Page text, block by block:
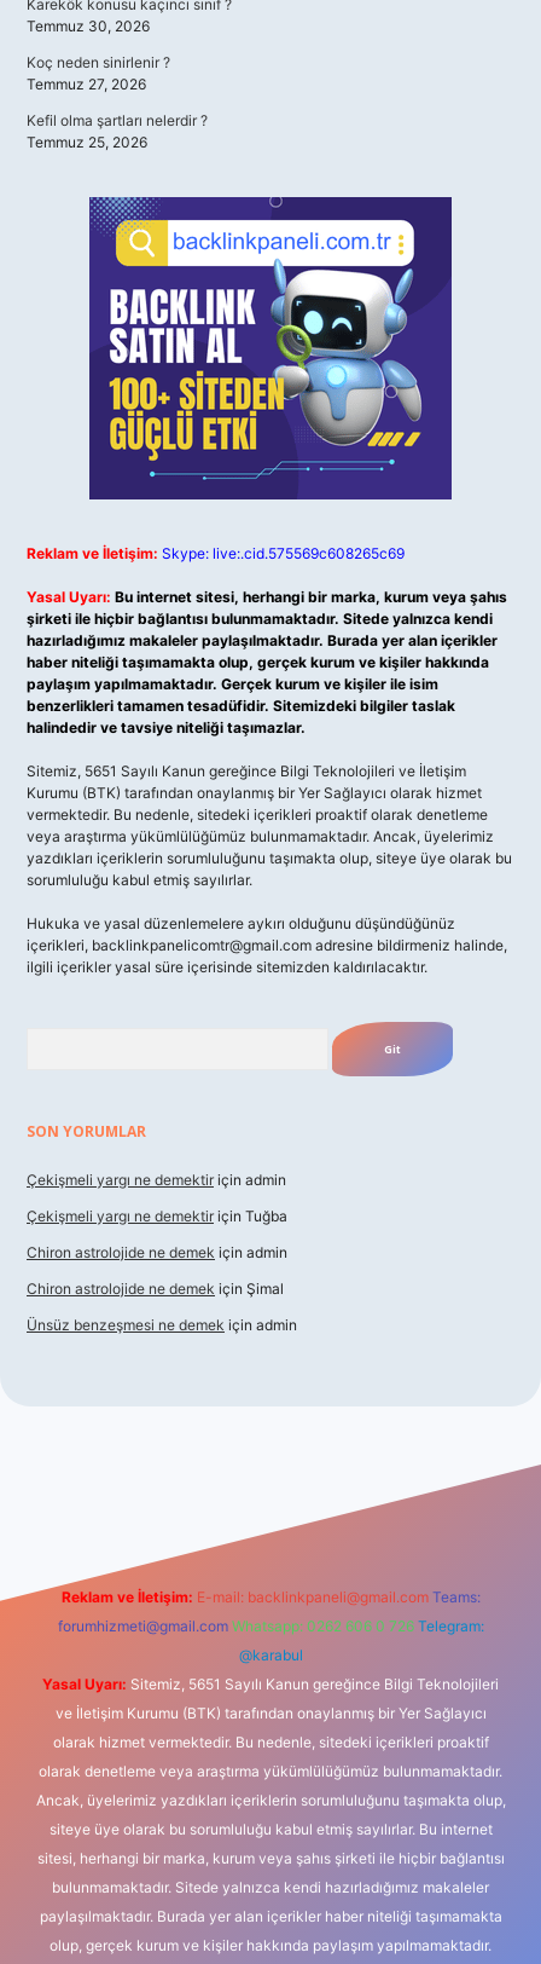
Karekök konusu kaçıncı sınıf ?
Temmuz 30, 2026
Koç neden sinirlenir ?
Temmuz 27, 2026
Kefil olma şartları nelerdir ?
Temmuz 25, 2026
Reklam ve İletişim: Skype: live:.cid.575569c608265c69
Yasal Uyarı: Bu internet sitesi, herhangi bir marka, kurum veya şahıs
şirketi ile hiçbir bağlantısı bulunmamaktadır. Sitede yalnızca kendi
hazırladığımız makaleler paylaşılmaktadır. Burada yer alan içerikler
haber niteliği taşımamakta olup, gerçek kurum ve kişiler hakkında
paylaşım yapılmamaktadır. Gerçek kurum ve kişiler ile isim
benzerlikleri tamamen tesadüfidir. Sitemizdeki bilgiler taslak
halindedir ve tavsiye niteliği taşımazlar.
Sitemiz, 5651 Sayılı Kanun gereğince Bilgi Teknolojileri ve İletişim
Kurumu (BTK) tarafından onaylanmış bir Yer Sağlayıcı olarak hizmet
vermektedir. Bu nedenle, sitedeki içerikleri proaktif olarak denetleme
veya araştırma yükümlülüğümüz bulunmamaktadır. Ancak, üyelerimiz
yazdıkları içeriklerin sorumluluğunu taşımakta olup, siteye üye olarak bu
sorumluluğu kabul etmiş sayılırlar.
Hukuka ve yasal düzenlemelere aykırı olduğunu düşündüğünüz
içerikleri, backlinkpanelicomtr@gmail.com adresine bildirmeniz halinde,
ilgili içerikler yasal süre içerisinde sitemizden kaldırılacaktır.
SON YORUMLAR
Çekişmeli yargı ne demektir için admin
Çekişmeli yargı ne demektir için Tuğba
Chiron astrolojide ne demek için admin
Chiron astrolojide ne demek için Şimal
Ünsüz benzeşmesi ne demek için admin
Reklam ve İletişim: E-mail: backlinkpaneli@gmail.com Teams:
forumhizmeti@gmail.com Whatsapp: 0262 606 0 726 Telegram:
@karabul
Yasal Uyarı: Sitemiz, 5651 Sayılı Kanun gereğince Bilgi Teknolojileri
ve İletişim Kurumu (BTK) tarafından onaylanmış bir Yer Sağlayıcı
olarak hizmet vermektedir. Bu nedenle, sitedeki içerikleri proaktif
olarak denetleme veya araştırma yükümlülüğümüz bulunmamaktadır.
Ancak, üyelerimiz yazdıkları içeriklerin sorumluluğunu taşımakta olup,
siteye üye olarak bu sorumluluğu kabul etmiş sayılırlar. Bu internet
sitesi, herhangi bir marka, kurum veya şahıs şirketi ile hiçbir bağlantısı
bulunmamaktadır. Sitede yalnızca kendi hazırladığımız makaleler
paylaşılmaktadır. Burada yer alan içerikler haber niteliği taşımamakta
olup, gerçek kurum ve kişiler hakkında paylaşım yapılmamaktadır.